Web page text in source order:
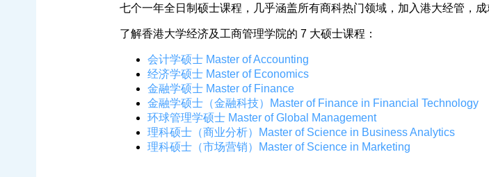
七个一年全日制硕士课程，几乎涵盖所有商科热门领域，加入港大经管，成
了解香港大学经济及工商管理学院的 7 大硕士课程：
会计学硕士 Master of Accounting
经济学硕士 Master of Economics
金融学硕士 Master of Finance
金融学硕士（金融科技）Master of Finance in Financial Technology
环球管理学硕士 Master of Global Management
理科硕士（商业分析）Master of Science in Business Analytics
理科硕士（市场营销）Master of Science in Marketing